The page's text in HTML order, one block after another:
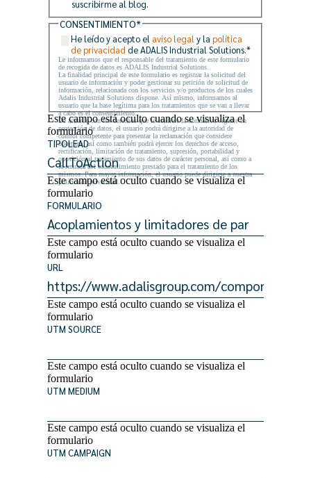
suscribirme al blog.
CONSENTIMIENTO*
He leído y acepto el aviso legal y la política
de privacidad de ADALIS Industrial Solutions.*
Le informamos que el responsable del tratamiento de este formulario
de recogida de datos es ADALIS Industrial Solutions.
La finalidad principal de este formulario es registrar la solicitud del
usuario de información y poder gestionar su petición de solicitud de
información, relacionada con los servicios y/o productos de los cuales
Adalis Industrial Solutions dispone. Así mismo, informamos al
usuario que la base legítima para los tratamientos que se van a llevar
a cabo es el consentimiento.
De acuerdo con los derechos que le confiere la normativa vigente en
protección de datos, el usuario podrá dirigirse a la autoridad de
control competente para presentar la reclamación que considere
oportuna, así como también podrá ejercer los derechos de acceso,
rectificación, limitación de tratamiento, supresión, portabilidad y
oposición al tratamiento de sus datos de carácter personal, así como a
la retirada del consentimiento prestado para el tratamiento de los
mismos. Para mayor información, el usuario puede dirigirse a nuestra
política de privacidad.
Este campo está oculto cuando se visualiza el
formulario
TIPOLEAD
Este campo está oculto cuando se visualiza el
formulario
FORMULARIO
Este campo está oculto cuando se visualiza el
formulario
URL
Este campo está oculto cuando se visualiza el
formulario
UTM SOURCE
Este campo está oculto cuando se visualiza el
formulario
UTM MEDIUM
Este campo está oculto cuando se visualiza el
formulario
UTM CAMPAIGN